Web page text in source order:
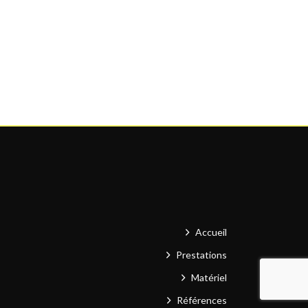
Accueil
Prestations
Matériel
Références